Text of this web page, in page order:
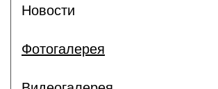
Новости
Фотогалерея